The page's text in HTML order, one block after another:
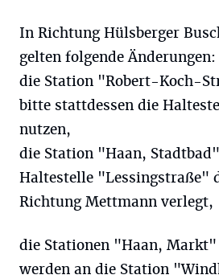
In Richtung Hülsberger
gelten folgende Änderungen:
die Station "Robert-Koch-
bitte stattdessen die
nutzen,
die Station "Haan,
Haltestelle "Lessingstraße"
Richtung Mettmann verlegt,
die Stationen "Haan,
werden an die Station